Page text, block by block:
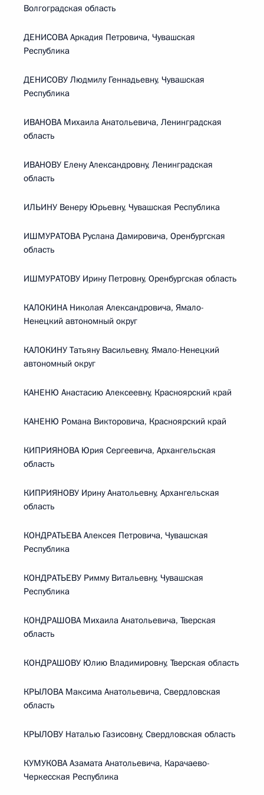
Волгоградская область
ДЕНИСОВА Аркадия Петровича, Чувашская
Республика
ДЕНИСОВУ Людмилу Геннадьевну, Чувашская
Республика
ИВАНОВА Михаила Анатольевича, Ленинградская
область
ИВАНОВУ Елену Александровну, Ленинградская
область
ИЛЬИНУ Венеру Юрьевну, Чувашская Республика
ИШМУРАТОВА Руслана Дамировича, Оренбургская
область
ИШМУРАТОВУ Ирину Петровну, Оренбургская область
КАЛОКИНА Николая Александровича, Ямало-
Ненецкий автономный округ
КАЛОКИНУ Татьяну Васильевну, Ямало-Ненецкий
автономный округ
КАНЕНЮ Анастасию Алексеевну, Красноярский край
КАНЕНЮ Романа Викторовича, Красноярский край
КИПРИЯНОВА Юрия Сергеевича, Архангельская
область
КИПРИЯНОВУ Ирину Анатольевну, Архангельская
область
КОНДРАТЬЕВА Алексея Петровича, Чувашская
Республика
КОНДРАТЬЕВУ Римму Витальевну, Чувашская
Республика
КОНДРАШОВА Михаила Анатольевича, Тверская
область
КОНДРАШОВУ Юлию Владимировну, Тверская область
КРЫЛОВА Максима Анатольевича, Свердловская
область
КРЫЛОВУ Наталью Газисовну, Свердловская область
КУМУКОВА Азамата Анатольевича, Карачаево-
Черкесская Республика